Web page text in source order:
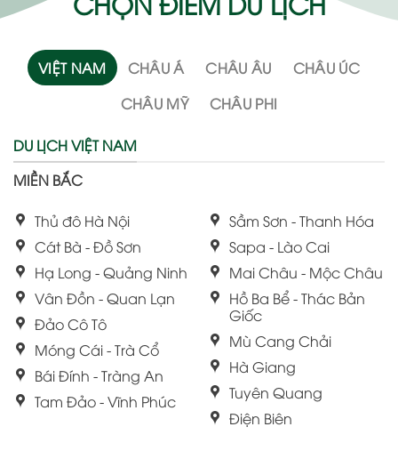
VIỆT NAM CHÂU Á CHÂU ÂU
CHÂU ÚC
CHÂU MỸ
CHÂU PHI
DU LỊCH VIỆT NAM
MIỀN BẮC
Thủ đô Hà Nội
Cát Bà - Đồ Sơn
Hạ Long - Quảng Ninh
Vân Đồn - Quan Lạn
Đảo Cô Tô
Móng Cái - Trà Cổ
Bái Đính - Tràng An
Tam Đảo - Vĩnh Phúc
Sầm Sơn - Thanh Hóa
Sapa - Lào Cai
Mai Châu - Mộc Châu
Hồ Ba Bể - Thác Bản
Giốc
Mù Cang Chải
Hà Giang
Tuyên Quang
Điện Biên